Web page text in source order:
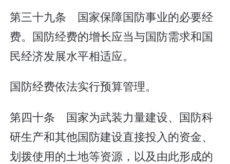
第三十九条 国家保障国防事业的必要经
费。国防经费的增长应当与国防需求和国
民经济发展水平相适应。
国防经费依法实行预算管理。
第四十条 国家为武装力量建设、国防科
研生产和其他国防建设直接投入的资金、
划拨使用的土地等资源，以及由此形成的